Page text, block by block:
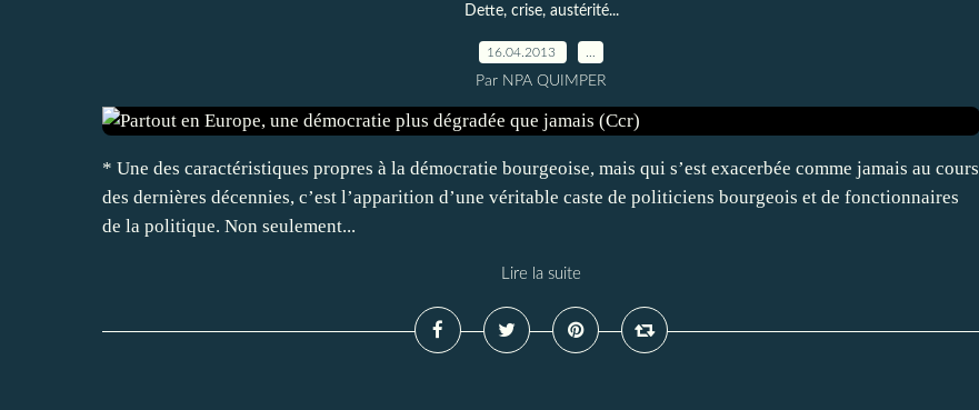
Dette, crise, austérité...
16.04.2013
Par NPA QUIMPER
* Une des caractéristiques propres à la démocratie bourgeoise, mais qui s’est exacerbée comme jamais au cours
des dernières décennies, c’est l’apparition d’une véritable caste de politiciens bourgeois et de fonctionnaires
de la politique. Non seulement...
Lire la suite